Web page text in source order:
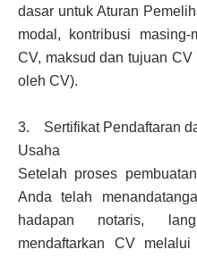
dasar untuk Aturan
modal, kontribusi masing-
CV, maksud dan tujuan
oleh CV).
3. Sertifikat Pendaftaran
Usaha
Setelah proses
Anda telah
hadapan notaris,
mendaftarkan CV